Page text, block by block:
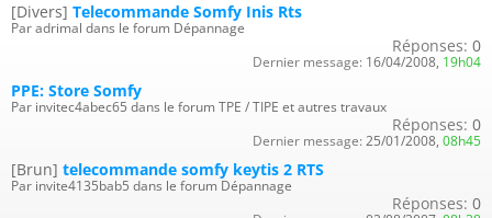
[Divers] Telecommande Somfy Inis Rts
Par adrimal dans le forum Dépannage
Réponses: 0
Dernier message: 16/04/2008, 19h04
PPE: Store Somfy
Par invitec4abec65 dans le forum TPE / TIPE et autres travaux
Réponses: 0
Dernier message: 25/01/2008, 08h45
[Brun] telecommande somfy keytis 2 RTS
Par invite4135bab5 dans le forum Dépannage
Réponses: 0